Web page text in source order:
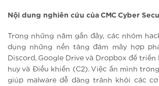
Nội dung nghiên cứu của CMC Cyber
Trong những năm gần đây, các nhóm
dụng những nền tảng đám mây hợp
Discord, Google Drive và Dropbox để triển
huy và Điều khiển (C2). Việc ẩn mình
giúp malware dễ dàng tránh khỏi các